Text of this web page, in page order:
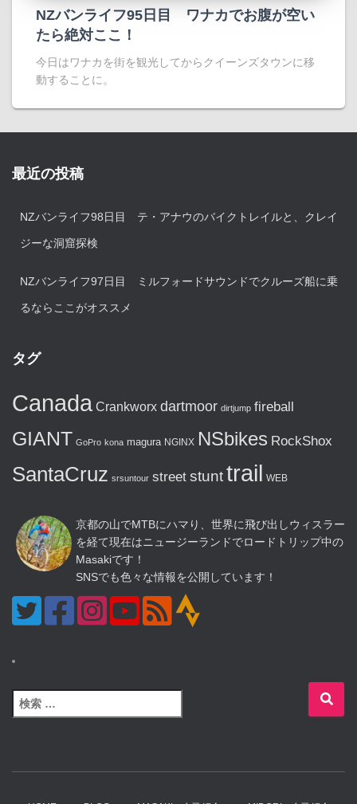
NZバンライフ95日目 ワナカでお腹が空い
たら絶対ここ！
今日はワナカを街を観光してからクイーンズタウンに移
動することに。
最近の投稿
NZバンライフ98日目 テ・アナウのバイクトレイルと、クレイ
ジーな洞窟探検
NZバンライフ97日目 ミルフォードサウンドでクルーズ船に乗
るならここがオススメ
タグ
Canada Crankworx dartmoor dirtjump fireball
GIANT GoPro kona magura NGINX NSbikes RockShox
SantaCruz srsuntour street stunttrail WEB
京都の山でMTBにハマり、世界に飛び出しウィスラー
を経て現在はニュージーランドでロードトリップ中の
Masakiです！
SNSでも色々な情報を公開しています！
検
索